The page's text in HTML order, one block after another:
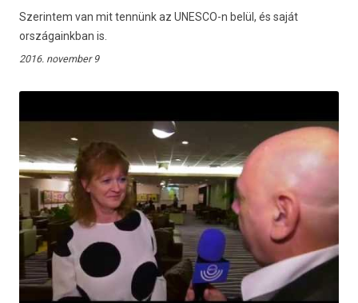
Szerintem van mit tennünk az UNESCO-n belül, és saját
országainkban is.
2016. november 9